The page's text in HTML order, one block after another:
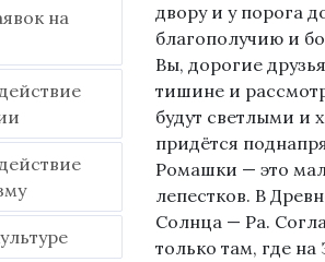
на
двору и у порога
благополучию и
Вы, дорогие
тишине и
будут светлыми и
придётся
Ромашки — это
лепестков. В
Солнца — Ра.
только там, где